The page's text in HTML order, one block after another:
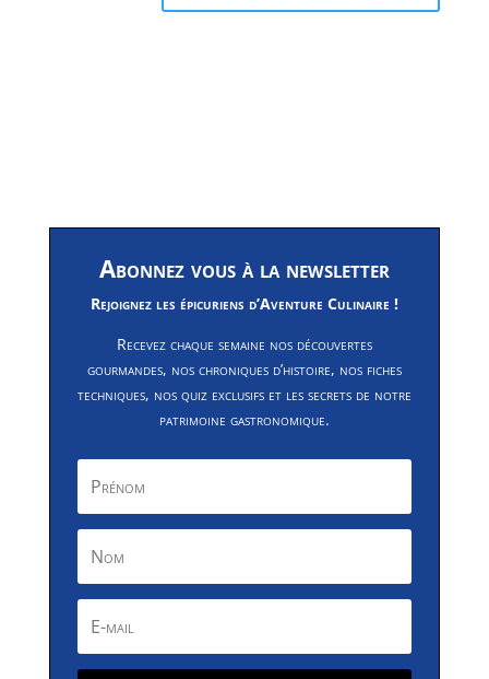
Abonnez vous à la newsletter
Rejoignez les épicuriens d’Aventure Culinaire !
Recevez chaque semaine nos découvertes
gourmandes, nos chroniques d’histoire, nos fiches
techniques, nos quiz exclusifs et les secrets de notre
patrimoine gastronomique.